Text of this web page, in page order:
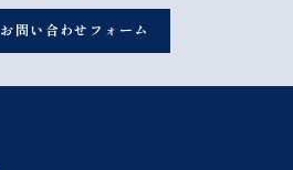
お問い合わせフォーム